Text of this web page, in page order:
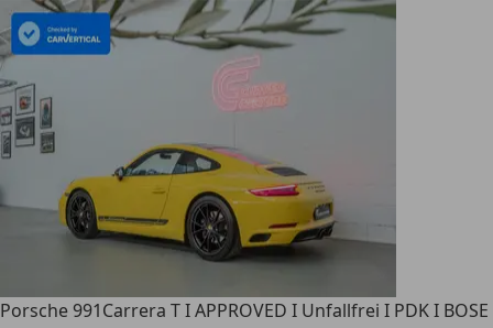
Porsche 991Carrera T I APPROVED I Unfallfrei I PDK I BOSE